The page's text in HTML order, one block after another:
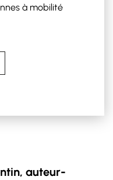
à mobilité
auteur-